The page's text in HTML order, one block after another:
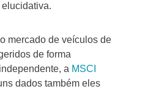
mercado de veículos de
de forma
a MSCI
dados também eles